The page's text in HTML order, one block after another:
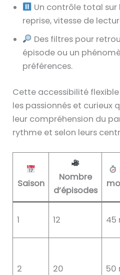
Un contrôle total sur
reprise, vitesse de
Des filtres pour
épisode ou un
préférences.
Cette accessibilité
les passionnés et curieux
leur compréhension du
rythme et selon leurs
Saison
Nombre
d’épisodes
1 12 45
2 20 50